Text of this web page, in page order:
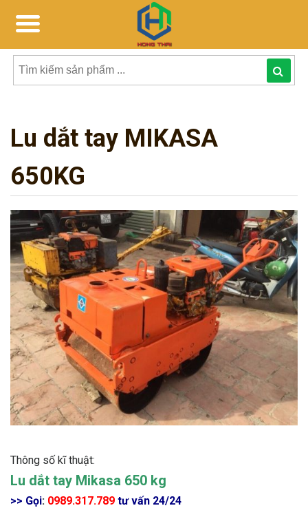
Tìm
sản
phẩmphẩm:
Lu dắt tay MIKASA
650KG
Thông số kĩ thuật:
Lu dắt tay Mikasa 650 kg
>> Gọi: 0989.317.789 tư vấn 24/24